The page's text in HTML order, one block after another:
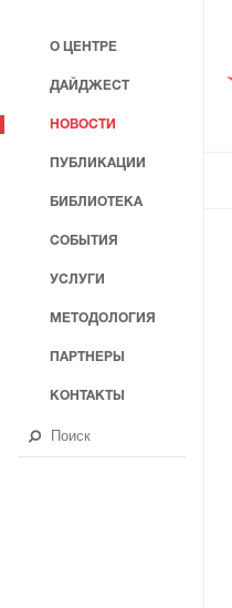
О ЦЕНТРЕ
ДАЙДЖЕСТ
НОВОСТИ
ПУБЛИКАЦИИ
БИБЛИОТЕКА
СОБЫТИЯ
УСЛУГИ
МЕТОДОЛОГИЯ
ПАРТНЕРЫ
КОНТАКТЫ